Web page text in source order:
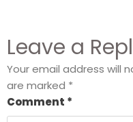
Leave a
Your email address will
are marked *
Comment *